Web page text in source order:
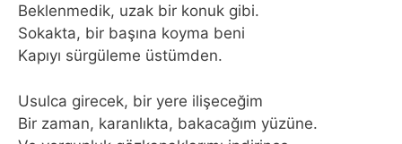
Beklenmedik, uzak bir konuk gibi.
Sokakta, bir başına koyma beni
Kapıyı sürgüleme üstümden.
Usulca girecek, bir yere ilişeceğim
Bir zaman, karanlıkta, bakacağım yüzüne.